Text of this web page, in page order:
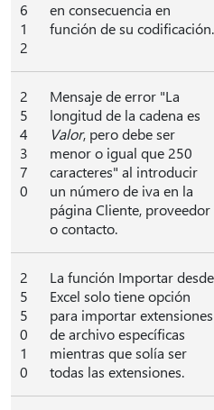
6
1
2
en consecuencia en
función de su codificación.
2
5
4
3
7
0
Mensaje de error "La
longitud de la cadena es
Valor, pero debe ser
menor o igual que 250
caracteres" al introducir
un número de iva en la
página Cliente, proveedor
o contacto.
2
5
5
0
1
0
La función Importar desde
Excel solo tiene opción
para importar extensiones
de archivo específicas
mientras que solía ser
todas las extensiones.